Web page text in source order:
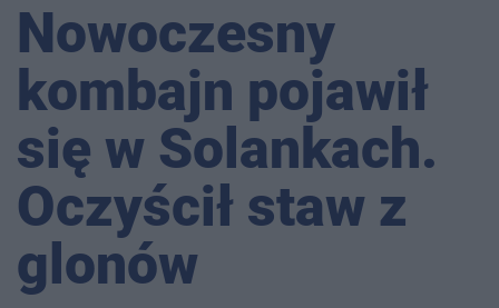
Nowoczesny
kombajn pojawił
się w Solankach.
Oczyścił staw z
glonów